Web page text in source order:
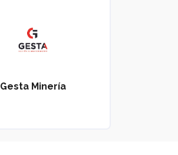
Gesta Minería